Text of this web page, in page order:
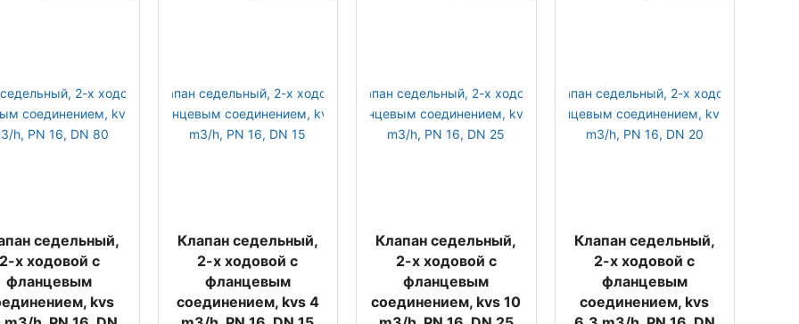
седельный,
2-х ходовой с
фланцевым
kvs
Клапан седельный,
2-х ходовой с
фланцевым
соединением, kvs 4
Клапан седельный,
2-х ходовой с
фланцевым
соединением, kvs 10
Клапан седельный,
2-х ходовой с
фланцевым
соединением, kvs